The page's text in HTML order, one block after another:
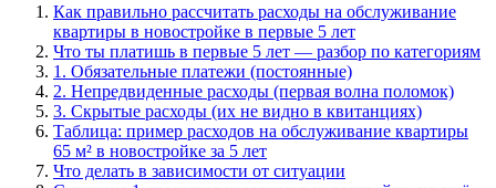
Как правильно рассчитать расходы на обслуживание
квартиры в новостройке в первые 5 лет
Что ты платишь в первые 5 лет — разбор по категориям
1. Обязательные платежи (постоянные)
2. Непредвиденные расходы (первая волна поломок)
3. Скрытые расходы (их не видно в квитанциях)
Таблица: пример расходов на обслуживание квартиры
65 м² в новостройке за 5 лет
Что делать в зависимости от ситуации